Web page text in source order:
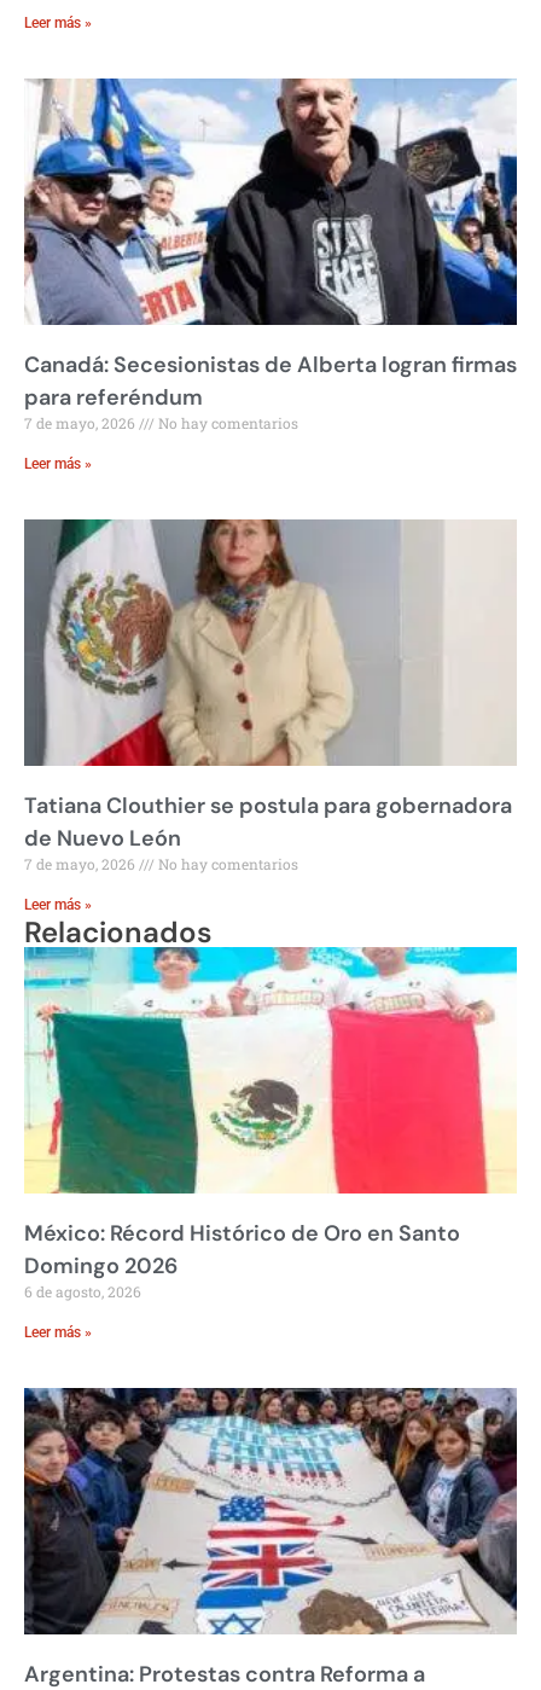
Leer más »
Canadá: Secesionistas de Alberta logran firmas
para referéndum
7 de mayo, 2026 No hay comentarios
Leer más »
Tatiana Clouthier se postula para gobernadora
de Nuevo León
7 de mayo, 2026 No hay comentarios
Leer más »
Relacionados
México: Récord Histórico de Oro en Santo
Domingo 2026
6 de agosto, 2026
Leer más »
Argentina: Protestas contra Reforma a